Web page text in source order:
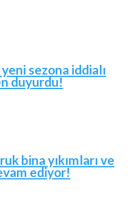
sezona iddialı
duyurdu!
bina yıkımları ve
ediyor!